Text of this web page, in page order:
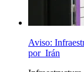
Aviso:
por Irán